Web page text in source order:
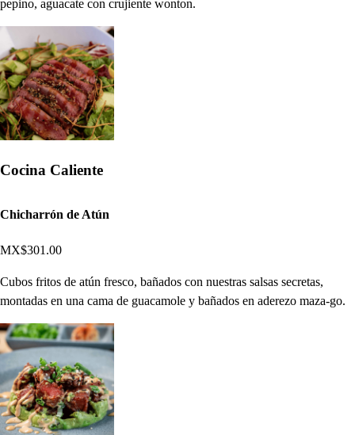
pepino, aguacate con crujiente wonton.
Cocina Caliente
Chicharrón de Atún
MX$301.00
Cubos fritos de atún fresco, bañados con nuestras salsas secretas,
montadas en una cama de guacamole y bañados en aderezo maza-go.